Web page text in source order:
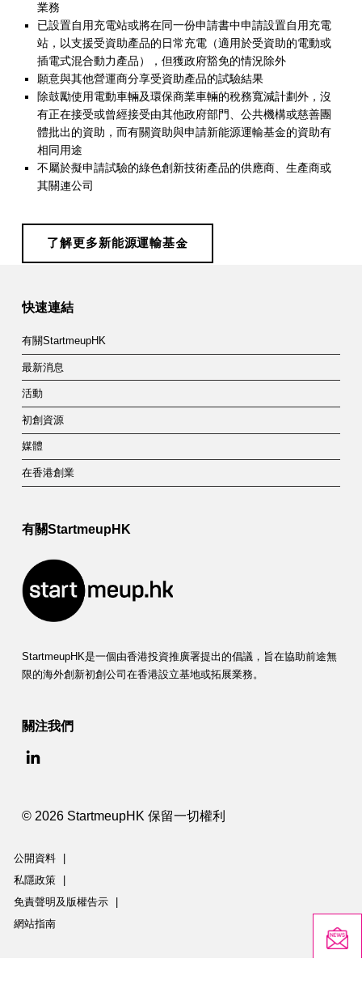
業務
已設置自用充電站或將在同一份申請書中申請設置自用充電
站，以支援受資助產品的日常充電（適用於受資助的電動或
插電式混合動力產品），但獲政府豁免的情況除外
願意與其他營運商分享受資助產品的試驗結果
除鼓勵使用電動車輛及環保商業車輛的稅務寬減計劃外，沒
有正在接受或曾經接受由其他政府部門、公共機構或慈善團
體批出的資助，而有關資助與申請新能源運輸基金的資助有
相同用途
不屬於擬申請試驗的綠色創新技術產品的供應商、生產商或
其關連公司
了解更多新能源運輸基金
Skip back to main navigation
快速連結
有關StartmeupHK
最新消息
活動
初創資源
媒體
在香港創業
有關StartmeupHK
StartmeupHK是一個由香港投資推廣署提出的倡議，旨在協助前途無
限的海外創新初創公司在香港設立基地或拓展業務。
關注我們
© 2026 StartmeupHK 保留一切權利
公開資料
私隱政策
免責聲明及版權告示
網站指南